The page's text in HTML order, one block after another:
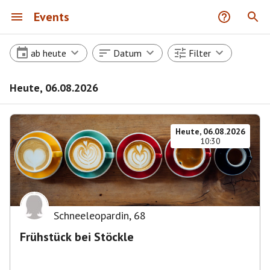
Events
ab heute Datum Filter
Heute, 06.08.2026
Heute, 06.08.2026
10:30
Schneeleopardin, 68
Frühstück bei Stöckle